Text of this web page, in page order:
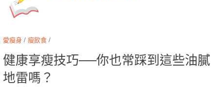
愛瘦身 / 瘦飲食 /
健康享瘦技巧──你也常踩到這些油膩
地雷嗎？